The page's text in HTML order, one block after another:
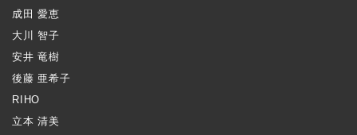
成田 愛恵
大川 智子
安井 竜樹
後藤 亜希子
RIHO
立本 清美